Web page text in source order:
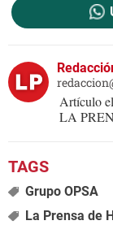
Artículo
LA
Grupo OPSA
La Prensa de